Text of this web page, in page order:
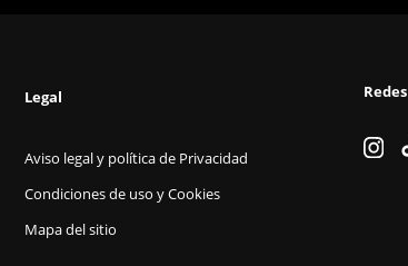
Legal
Aviso legal y política de Privacidad
Condiciones de uso y Cookies
Mapa del sitio
Redes